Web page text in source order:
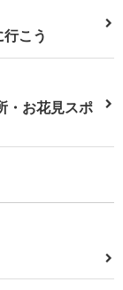
こう
・お花見スポ